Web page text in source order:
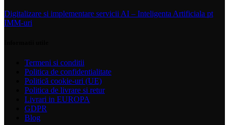
Digitalizare si implementare servicii AI – Inteligenta Artificiala pt
IMM-uri
Termeni si conditii
Politica de confidentialitate
Politică cookie-uri (UE)
Politica de livrare si retur
Livrari in EUROPA
GDPR
Blog